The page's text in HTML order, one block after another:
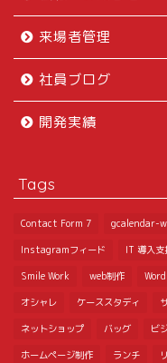
来場者管理
社員ブログ
開発実績
Tags
Contact Form 7 gcalendar-
Instagramフィード IT 導入支
Smile Work web制作
オシャレ ケーススタディ
ネットショップ バッグ ビ
ホームページ制作 ランチ